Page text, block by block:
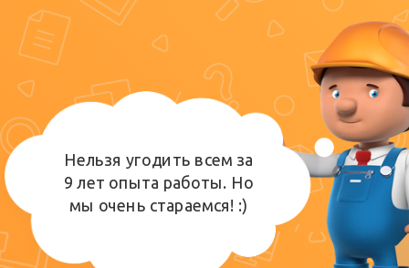
Нельзя угодить всем за
9 лет опыта работы. Но
мы очень стараемся! :)